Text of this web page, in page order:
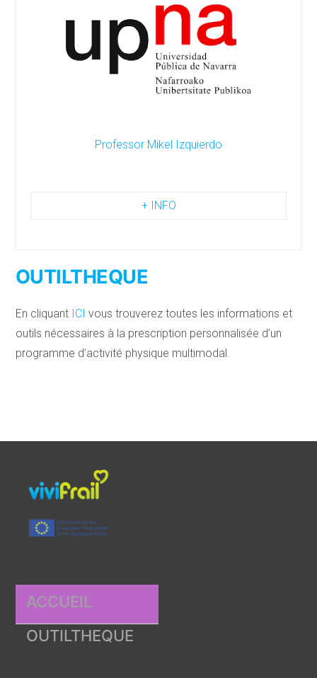
Professor Mikel Izquierdo
+ INFO
OUTILTHEQUE
En cliquant ICI vous trouverez toutes les informations et
outils nécessaires à la prescription personnalisée d’un
programme d’activité physique multimodal.
ACCUEIL
OUTILTHEQUE